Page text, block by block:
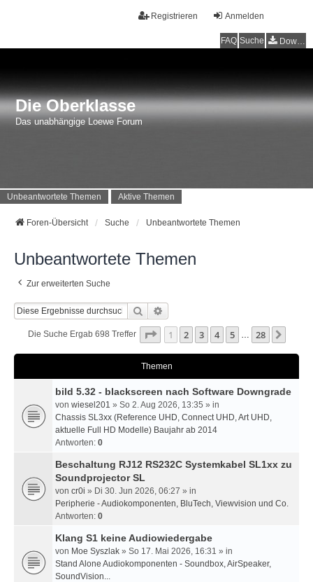
Anmelden
Registrieren
FAQ Suche Downloads
Die Oberklasse
Das unabhängige Loewe Forum
Unbeantwortete Themen Aktive Themen
Foren-Übersicht Suche Unbeantwortete Themen
Unbeantwortete Themen
Zur erweiterten Suche
Suche
Die Suche Ergab 698 Treffer Seite 1Von 28
1 2 3 4 5 … 28
Themen
bild 5.32 - blackscreen nach Software Downgrade
von wiesel201 » So 2. Aug 2026, 13:35 » in
Chassis SL3xx (Reference UHD, Connect UHD, Art UHD,
aktuelle Full HD Modelle) Baujahr ab 2014
Antworten: 0
Beschaltung RJ12 RS232C Systemkabel SL1xx zu
Soundprojector SL
von cr0i » Di 30. Jun 2026, 06:27 » in
Peripherie - Audiokomponenten, BluTech, Viewvision und Co.
Antworten: 0
Klang S1 keine Audiowiedergabe
von Moe Syszlak » So 17. Mai 2026, 16:31 » in
Stand Alone Audiokomponenten - Soundbox, AirSpeaker,
SoundVision...